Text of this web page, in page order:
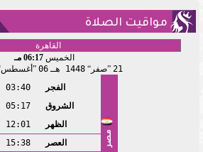
مواقيت الصلاة
الخميس06:17 مـ
21 صفر 1448 هـ 06 أغسطس
مصر
الفجر
03:40
الشروق
05:17
الظهر
12:01
العصر
15:38